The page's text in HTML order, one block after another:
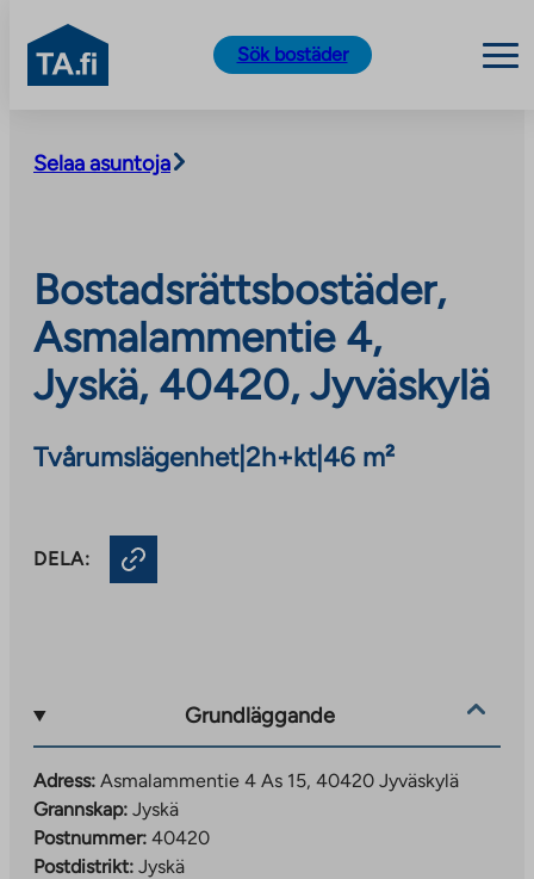
content
TA.fi
Sök bostäder
Selaa asuntoja
Bostadsrättsbostäder,
Asmalammentie 4,
Jyskä, 40420, Jyväskylä
Tvårumslägenhet|2h+kt| 46 m²
DELA:
Grundläggande
Adress: Asmalammentie 4 As 15, 40420 Jyväskylä
Grannskap: Jyskä
Postnummer: 40420
Postdistrikt: Jyskä